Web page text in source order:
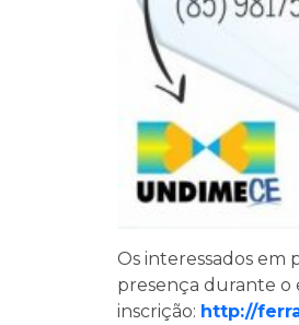
Os interessados em
presença durante o
inscrição: http://